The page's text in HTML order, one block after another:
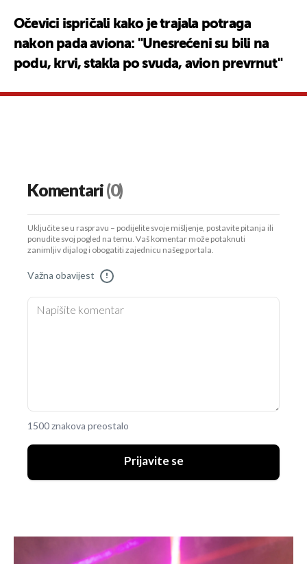
Očevici ispričali kako je trajala potraga
nakon pada aviona: "Unesrećeni su bili na
podu, krvi, stakla po svuda, avion prevrnut"
Komentari(0)
Uključite se u raspravu – podijelite svoje mišljenje, postavite pitanja ili
ponudite svoj pogled na temu. Vaš komentar može potaknuti
zanimljiv dijalog i obogatiti zajednicu našeg portala.
Važna obavijest !
1500 znakova preostalo
Prijavite se